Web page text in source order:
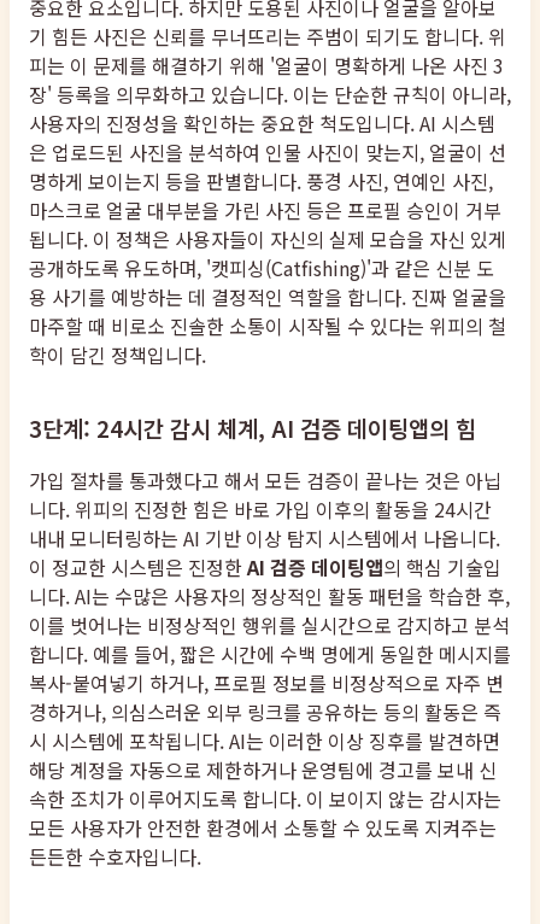
중요한 요소입니다. 하지만 도용된 사진이나 얼굴을 알아보
기 힘든 사진은 신뢰를 무너뜨리는 주범이 되기도 합니다. 위
피는 이 문제를 해결하기 위해 '얼굴이 명확하게 나온 사진 3
장' 등록을 의무화하고 있습니다. 이는 단순한 규칙이 아니라,
사용자의 진정성을 확인하는 중요한 척도입니다. AI 시스템
은 업로드된 사진을 분석하여 인물 사진이 맞는지, 얼굴이 선
명하게 보이는지 등을 판별합니다. 풍경 사진, 연예인 사진,
마스크로 얼굴 대부분을 가린 사진 등은 프로필 승인이 거부
됩니다. 이 정책은 사용자들이 자신의 실제 모습을 자신 있게
공개하도록 유도하며, '캣피싱(Catfishing)'과 같은 신분 도
용 사기를 예방하는 데 결정적인 역할을 합니다. 진짜 얼굴을
마주할 때 비로소 진솔한 소통이 시작될 수 있다는 위피의 철
학이 담긴 정책입니다.
3단계: 24시간 감시 체계, AI 검증 데이팅앱의 힘
가입 절차를 통과했다고 해서 모든 검증이 끝나는 것은 아닙
니다. 위피의 진정한 힘은 바로 가입 이후의 활동을 24시간
내내 모니터링하는 AI 기반 이상 탐지 시스템에서 나옵니다.
이 정교한 시스템은 진정한AI 검증 데이팅앱의 핵심 기술입
니다. AI는 수많은 사용자의 정상적인 활동 패턴을 학습한 후,
이를 벗어나는 비정상적인 행위를 실시간으로 감지하고 분석
합니다. 예를 들어, 짧은 시간에 수백 명에게 동일한 메시지를
복사-붙여넣기 하거나, 프로필 정보를 비정상적으로 자주 변
경하거나, 의심스러운 외부 링크를 공유하는 등의 활동은 즉
시 시스템에 포착됩니다. AI는 이러한 이상 징후를 발견하면
해당 계정을 자동으로 제한하거나 운영팀에 경고를 보내 신
속한 조치가 이루어지도록 합니다. 이 보이지 않는 감시자는
모든 사용자가 안전한 환경에서 소통할 수 있도록 지켜주는
든든한 수호자입니다.